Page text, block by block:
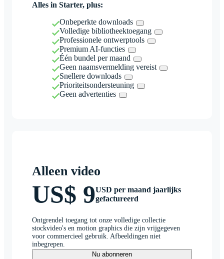
Alles in Starter, plus:
Onbeperkte downloads
Volledige bibliotheektoegang
Professionele ontwerptools
Premium AI-functies
Één bundel per maand
Geen naamsvermelding vereist
Snellere downloads
Prioriteitsondersteuning
Geen advertenties
Alleen video
US$ 9USD per maand jaarlijks
gefactureerd
Ontgrendel toegang tot onze volledige collectie
stockvideo's en motion graphics die zijn vrijgegeven
voor commercieel gebruik. Afbeeldingen niet
inbegrepen.
Nu abonneren